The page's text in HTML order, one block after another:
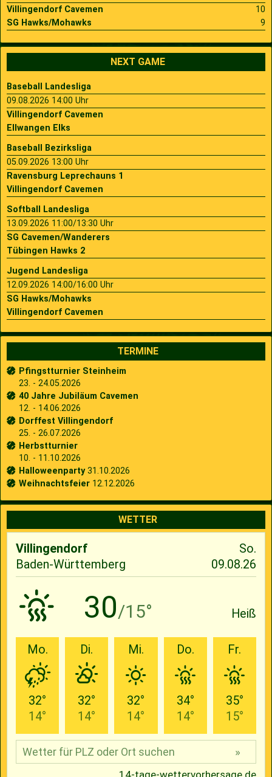
Villingendorf Cavemen
10
SG Hawks/Mohawks
9
NEXT GAME
Baseball Landesliga
09.08.2026 14:00 Uhr
Villingendorf Cavemen
Ellwangen Elks
Baseball Bezirksliga
05.09.2026 13:00 Uhr
Ravensburg Leprechauns 1
Villingendorf Cavemen
Softball Landesliga
13.09.2026 11:00/13:30 Uhr
SG Cavemen/Wanderers
Tübingen Hawks 2
Jugend Landesliga
12.09.2026 14:00/16:00 Uhr
SG Hawks/Mohawks
Villingendorf Cavemen
TERMINE
Pfingstturnier Steinheim
23. - 24.05.2026
40 Jahre Jubiläum Cavemen
12. - 14.06.2026
Dorffest Villingendorf
25. - 26.07.2026
Herbstturnier
10. - 11.10.2026
Halloweenparty31.10.2026
Weihnachtsfeier 12.12.2026
WETTER